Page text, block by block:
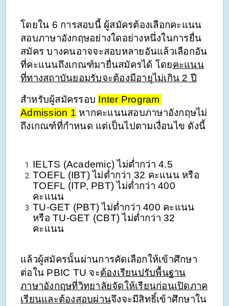
โดยใน 6 การสอบนี้ ผู้สมัครต้องเลือกคะแนน
สอบภาษาอังกฤษอย่างใดอย่างหนึ่งในการยื่น
สมัคร บางคนอาจจะสอบหลายอันแล้วเลือกอัน
ที่คะแนนถึงเกณฑ์มายื่นสมัครได้ โดยคะแนน
ที่ทางสถาบันยอมรับจะต้องมีอายุไม่เกิน 2 ปี
สำหรับผู้สมัครรอบ Inter Program
Admission 1 หากคะแนนสอบภาษาอังกฤษไม่
ถึงเกณฑ์ที่กำหนด แต่เป็นไปตามเงื่อนไข ดังนี้
IELTS (Academic) ไม่ต่ำกว่า 4.5
TOEFL (IBT) ไม่ต่ำกว่า 32 คะแนน หรือ
TOEFL (ITP, PBT) ไม่ต่ำกว่า 400
คะแนน
TU-GET (PBT) ไม่ต่ำกว่า 400 คะแนน
หรือ TU-GET (CBT) ไม่ต่ำกว่า 32
คะแนน
แล้วผู้สมัครนั้นผ่านการคัดเลือกให้เข้าศึกษา
ต่อใน PBIC TU จะต้องเรียนปรับพื้นฐาน
ภาษาอังกฤษที่วิทยาลัยจัดให้เรียนก่อนเปิดภาค
เรียนและต้องสอบผ่านจึงจะมีสิทธิ์เข้าศึกษาใน